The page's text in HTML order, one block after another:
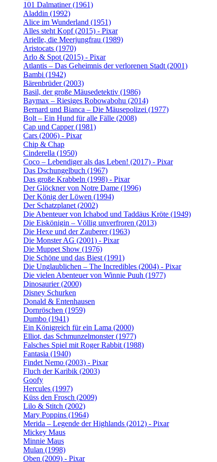
101 Dalmatiner (1961)
Aladdin (1992)
Alice im Wunderland (1951)
Alles steht Kopf (2015) - Pixar
Arielle, die Meerjungfrau (1989)
Aristocats (1970)
Arlo & Spot (2015) - Pixar
Atlantis – Das Geheimnis der verlorenen Stadt (2001)
Bambi (1942)
Bärenbrüder (2003)
Basil, der große Mäusedetektiv (1986)
Baymax – Riesiges Robowabohu (2014)
Bernard und Bianca – Die Mäusepolizei (1977)
Bolt – Ein Hund für alle Fälle (2008)
Cap und Capper (1981)
Cars (2006) - Pixar
Chip & Chap
Cinderella (1950)
Coco – Lebendiger als das Leben! (2017) - Pixar
Das Dschungelbuch (1967)
Das große Krabbeln (1998) - Pixar
Der Glöckner von Notre Dame (1996)
Der König der Löwen (1994)
Der Schatzplanet (2002)
Die Abenteuer von Ichabod und Taddäus Kröte (1949)
Die Eiskönigin – Völlig unverfroren (2013)
Die Hexe und der Zauberer (1963)
Die Monster AG (2001) - Pixar
Die Muppet Show (1976)
Die Schöne und das Biest (1991)
Die Unglaublichen – The Incredibles (2004) - Pixar
Die vielen Abenteuer von Winnie Puuh (1977)
Dinosaurier (2000)
Disney Schurken
Donald & Entenhausen
Dornröschen (1959)
Dumbo (1941)
Ein Königreich für ein Lama (2000)
Elliot, das Schmunzelmonster (1977)
Falsches Spiel mit Roger Rabbit (1988)
Fantasia (1940)
Findet Nemo (2003) - Pixar
Fluch der Karibik (2003)
Goofy
Hercules (1997)
Küss den Frosch (2009)
Lilo & Stitch (2002)
Mary Poppins (1964)
Merida – Legende der Highlands (2012) - Pixar
Mickey Maus
Minnie Maus
Mulan (1998)
Oben (2009) - Pixar